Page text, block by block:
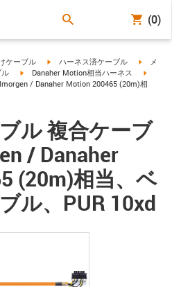
(0)
ケーブル igus-icon-arrow-right
ハーネス済ケーブル igus-
メ
igus-icon-arrow-right
Danaher Motion相当ハーネス
/ Danaher Motion 200465 (20m)相
ル 複合ケーブ
/ Danaher
(20m)相当、ベ
ル、PUR 10xd